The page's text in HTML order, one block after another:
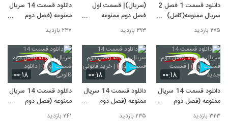
دانلود قسمت 1 فصل 2
سریال ممنوعه(کامل)
(سریال)| قسمت اول
فصل دوم
۲۷۵ بازدید
(سریال)| قسمت اول
فصل دوم ممنوعه
(online) - میهن ویدیو۲۹۳ بازدید
دانلود قسمت 14 سریال
ممنوعه (فصل دوم
قسمت اول) | دانلود غیر
رایگان
۲۴۷ بازدید
۰۰:۱۸
دانلود قسمت 14 سریال
ممنوعه (فصل دوم
قسمت اول) | قسمت
۳۲۳ بازدید
۰۰:۱۸
دانلود قسمت 14 سریال
ممنوعه (فصل دوم
قسمت اول) | خرید
۲۳۵ بازدید
۰۰:۱۸
دانلود قسمت 14 سریال
ممنوعه (فصل دوم
قسمت اول) | دانلود
۲۴۱ بازدید